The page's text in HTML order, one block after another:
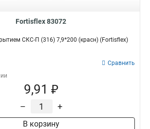
Fortisflex 83072
СКС-П (316) 7,9*200 (красн) (Fortisflex)
Сравнить
9,91 ₽
– +
В корзину